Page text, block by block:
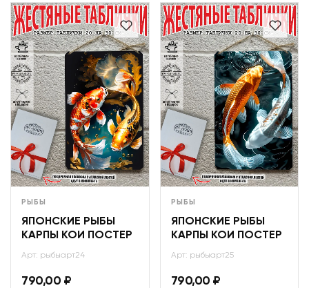
РЫБЫ
ЯПОНСКИЕ РЫБЫ
КАРПЫ КОИ ПОСТЕР
Арт: рыбыарт24
790,00 ₽
РЫБЫ
ЯПОНСКИЕ РЫБЫ
КАРПЫ КОИ ПОСТЕР
Арт: рыбыарт25
790,00 ₽